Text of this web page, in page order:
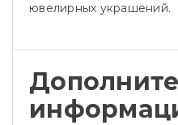
ювелирных украшений.